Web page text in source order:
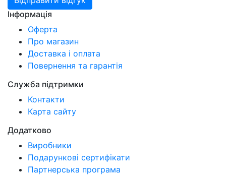
Інформація
Оферта
Про магазин
Доставка і оплата
Повернення та гарантія
Служба підтримки
Контакти
Карта сайту
Додатково
Виробники
Подарункові сертифікати
Партнерська програма